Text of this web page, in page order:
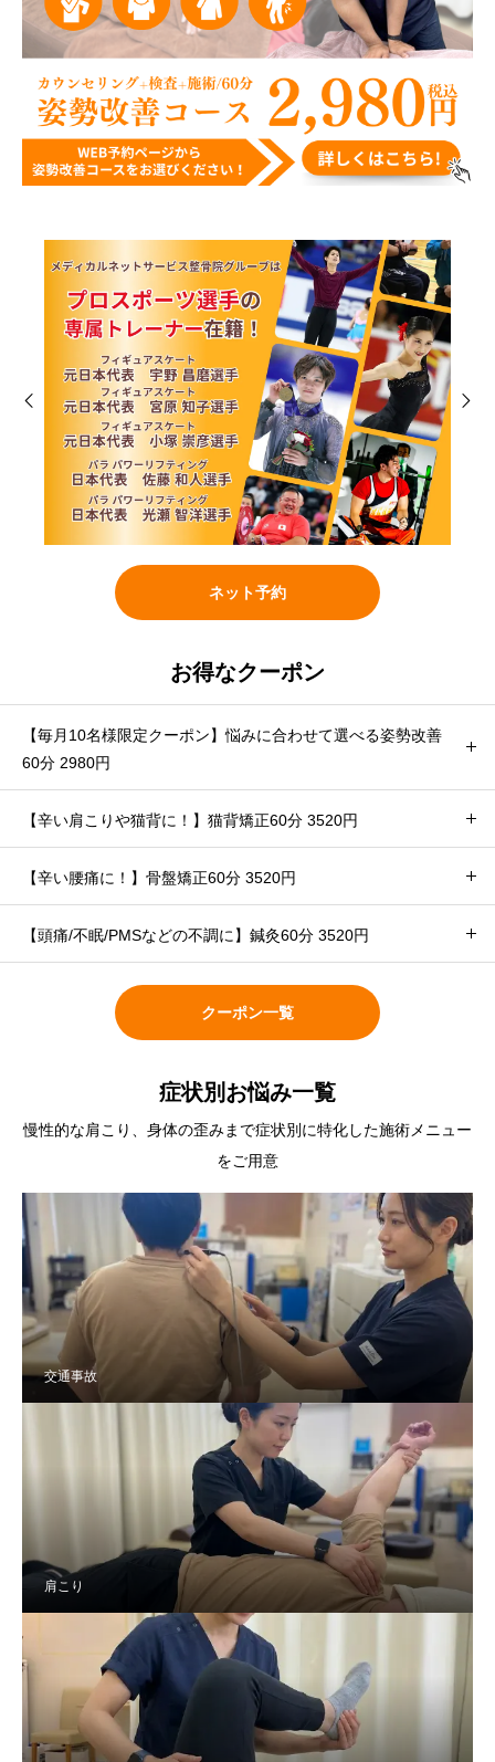
ネット予約
お得なクーポン
【毎月10名様限定クーポン】悩みに合わせて選べる姿勢改善
60分 2980円
【辛い肩こりや猫背に！】猫背矯正60分 3520円
【辛い腰痛に！】骨盤矯正60分 3520円
【頭痛/不眠/PMSなどの不調に】鍼灸60分 3520円
クーポン一覧
症状別お悩み一覧
慢性的な肩こり、身体の歪みまで症状別に特化した施術メニュー
をご用意
交通事故
肩こり